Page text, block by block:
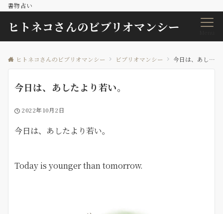
書物占い
ヒトネコさんのビブリオマンシー
ヒトネコさんのビブリオマンシー ビブリオマンシー 今日は、あしたより若い。
今日は、あしたより若い。
2022年10月2日
今日は、あしたより若い。
Today is younger than tomorrow.